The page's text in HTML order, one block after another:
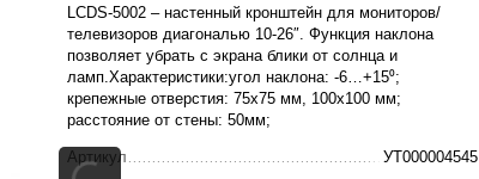
LCDS-5002 – настенный кронштейн для мониторов/
телевизоров диагональю 10-26″. Функция наклона
позволяет убрать с экрана блики от солнца и
ламп.Характеристики:угол наклона: -6…+15⁰;
крепежные отверстия: 75х75 мм, 100х100 мм;
расстояние от стены: 50мм;
Артикул УТ000004545